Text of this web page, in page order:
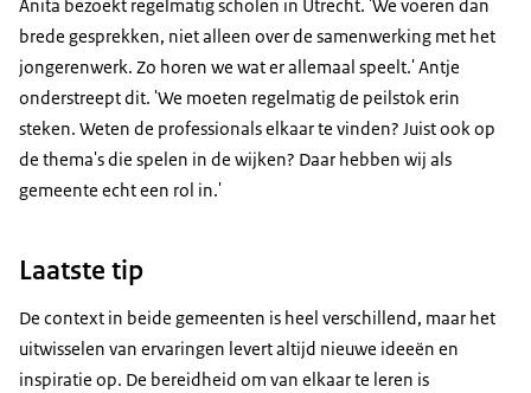
Anita bezoekt regelmatig scholen in Utrecht. 'We voeren dan
brede gesprekken, niet alleen over de samenwerking met het
jongerenwerk. Zo horen we wat er allemaal speelt.' Antje
onderstreept dit. 'We moeten regelmatig de peilstok erin
steken. Weten de professionals elkaar te vinden? Juist ook op
de thema's die spelen in de wijken? Daar hebben wij als
gemeente echt een rol in.'
Laatste tip
De context in beide gemeenten is heel verschillend, maar het
uitwisselen van ervaringen levert altijd nieuwe ideeën en
inspiratie op. De bereidheid om van elkaar te leren is